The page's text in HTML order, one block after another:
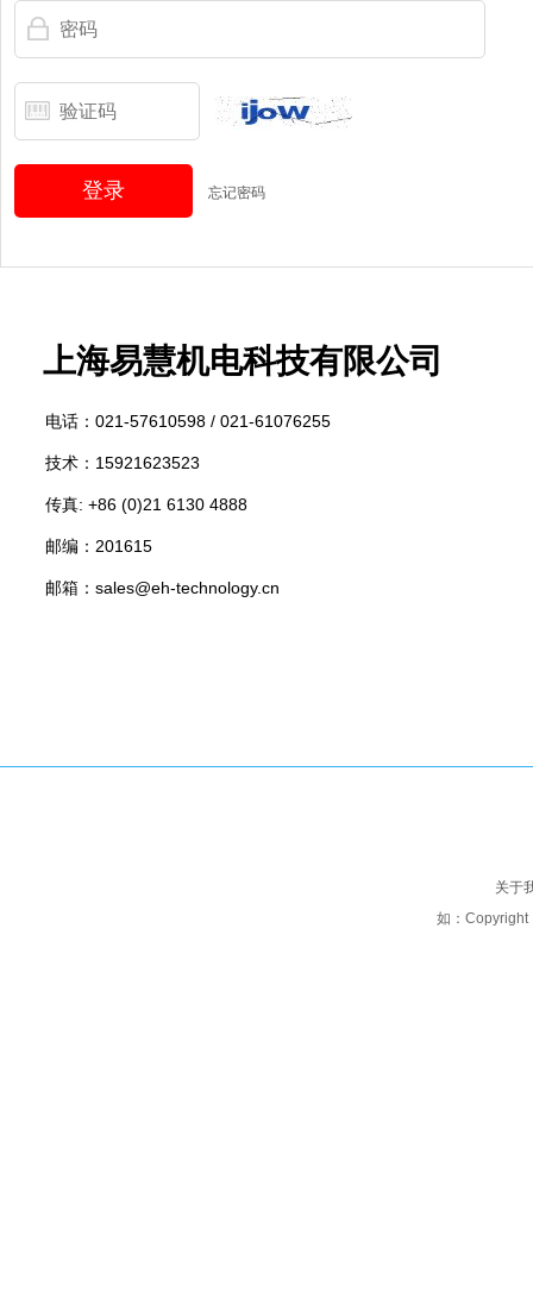
登录 忘记密码
电话： 021-57610598 / 021-61076255
技术：15921623523
传真: +86 (0)21 6130 4888
邮编：201615
邮箱：sales@eh-technology.cn
上海易慧机电科技有限公司
关于
如：Copyright